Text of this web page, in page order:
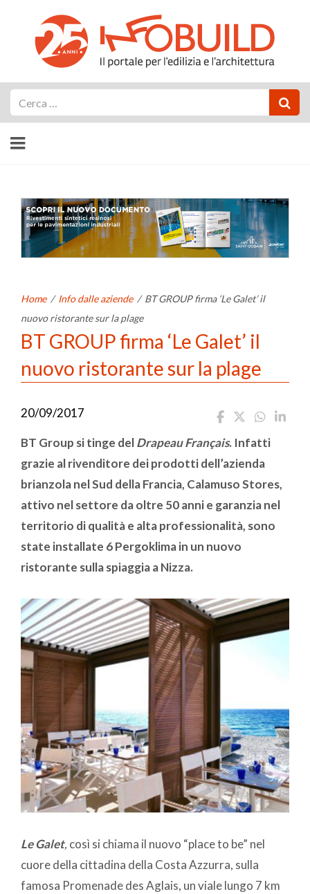
Home / Info dalle aziende / BT GROUP firma ‘Le Galet’ il
nuovo ristorante sur la plage
BT GROUP firma ‘Le Galet’ il
nuovo ristorante sur la plage
20/09/2017
BT Group si tinge delDrapeau Français. Infatti
grazie al rivenditore dei prodotti dell’azienda
brianzola nel Sud della Francia, Calamuso Stores,
attivo nel settore da oltre 50 anni e garanzia nel
territorio di qualità e alta professionalità, sono
state installate 6 Pergoklima in un nuovo
ristorante sulla spiaggia a Nizza.
Le Galet, così si chiama il nuovo “place to be” nel
cuore della cittadina della Costa Azzurra, sulla
famosa Promenade des Aglais, un viale lungo 7 km